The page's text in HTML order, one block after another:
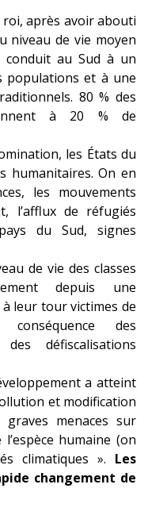
roi, après avoir abouti
niveau de vie moyen
conduit au Sud à un
populations et à une
80 % des
à 20 % de
les États du
humanitaires. On en
les mouvements
l’afflux de réfugiés
du Sud, signes
de vie des classes
depuis une
leur tour victimes de
des
défiscalisations
a atteint
et modification
graves menaces sur
humaine (on
climatiques ». Les
changement de